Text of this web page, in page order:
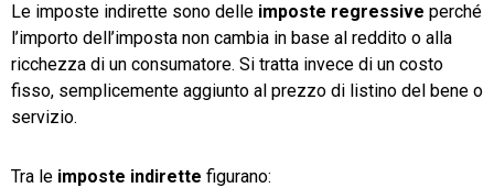
Le imposte indirette sono delle imposte regressive perché
l’importo dell’imposta non cambia in base al reddito o alla
ricchezza di un consumatore. Si tratta invece di un costo
fisso, semplicemente aggiunto al prezzo di listino del bene o
servizio.
Tra le imposte indirette figurano: